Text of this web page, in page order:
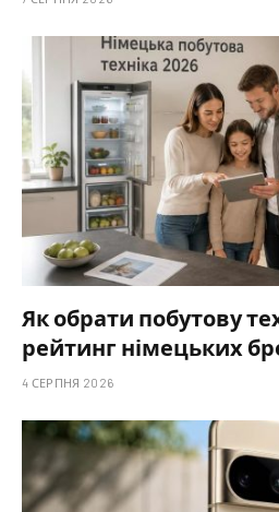
Як обрати побутову
рейтинг німецьких
4 СЕРПНЯ 2026